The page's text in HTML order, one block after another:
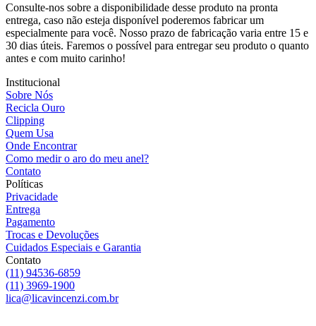
Consulte-nos sobre a disponibilidade desse produto na pronta
entrega, caso não esteja disponível poderemos fabricar um
especialmente para você. Nosso prazo de fabricação varia entre 15 e
30 dias úteis. Faremos o possível para entregar seu produto o quanto
antes e com muito carinho!
Institucional
Sobre Nós
Recicla Ouro
Clipping
Quem Usa
Onde Encontrar
Como medir o aro do meu anel?
Contato
Políticas
Privacidade
Entrega
Pagamento
Trocas e Devoluções
Cuidados Especiais e Garantia
Contato
(11) 94536-6859
(11) 3969-1900
lica@licavincenzi.com.br